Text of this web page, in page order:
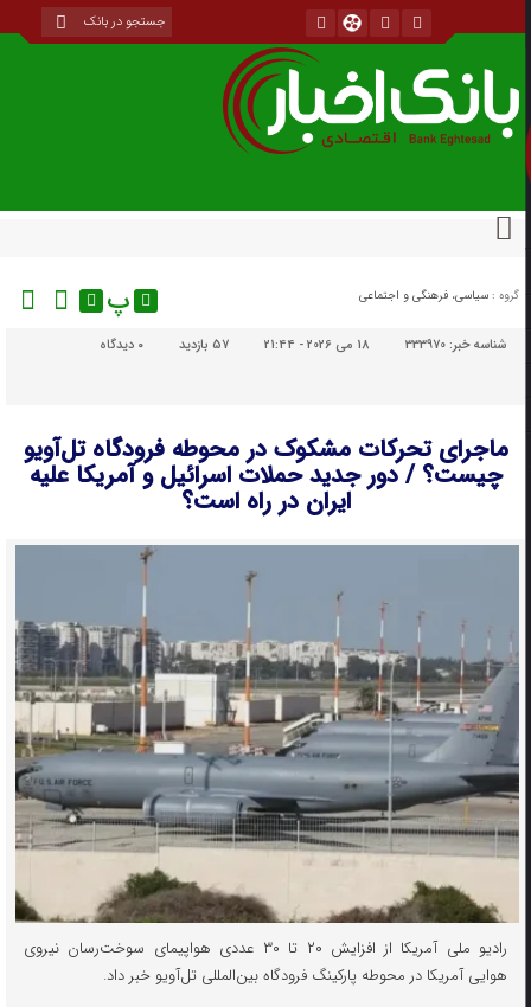
گروه : سیاسی، فرهنگی و اجتماعی پ
شناسه خبر:333970 18 می 2026 - 21:44 57 بازدید دیدگاه
ماجرای تحرکات مشکوک در محوطه فرودگاه تل‌آویو
چیست؟ / دور جدید حملات اسرائیل و آمریکا علیه
ایران در راه است؟
رادیو ملی آمریکا از افزایش ۲۰ تا ۳۰ عددی هواپیمای سوخت‌رسان نیروی
هوایی آمریکا در محوطه پارکینگ فرودگاه بین‌المللی تل‌آویو خبر داد.